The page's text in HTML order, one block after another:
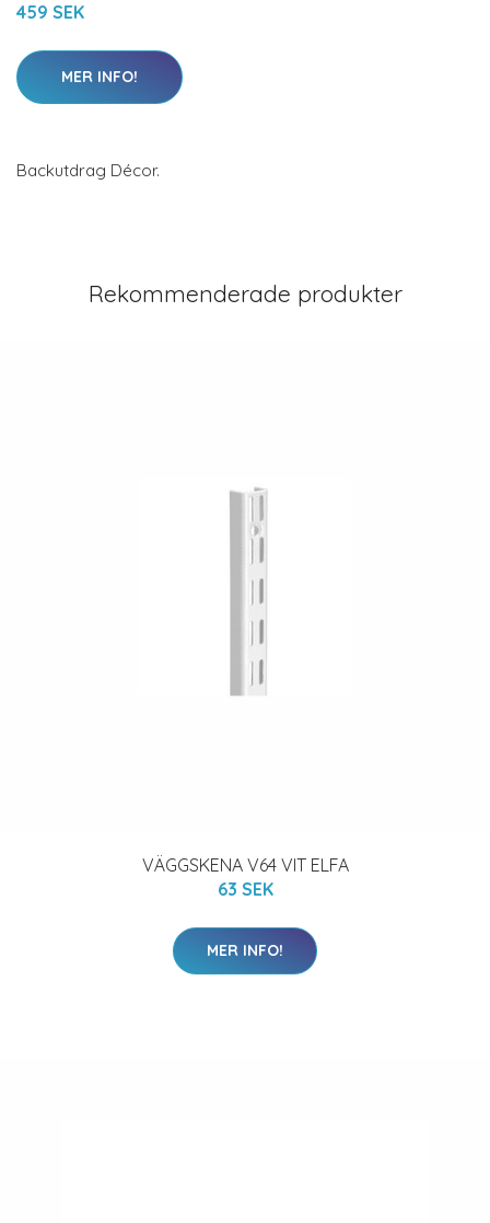
459 SEK
MER INFO!
Backutdrag Décor.
Rekommenderade produkter
VÄGGSKENA V64 VIT ELFA
63 SEK
MER INFO!